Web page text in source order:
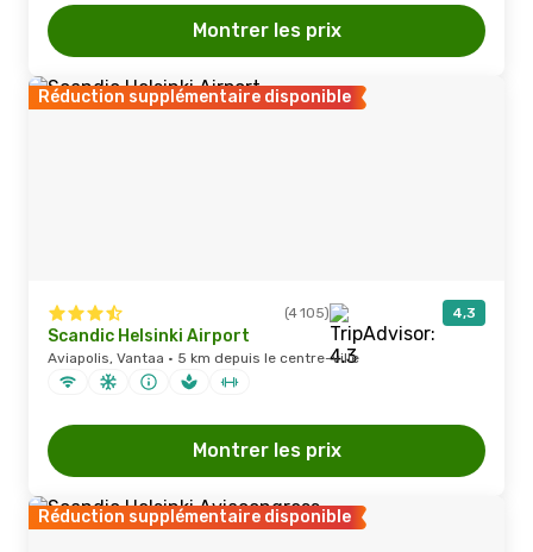
Montrer les prix
Réduction supplémentaire disponible
(4 105) 4,3
Scandic Helsinki Airport
Aviapolis, Vantaa · 5 km depuis le centre-ville
Montrer les prix
Réduction supplémentaire disponible